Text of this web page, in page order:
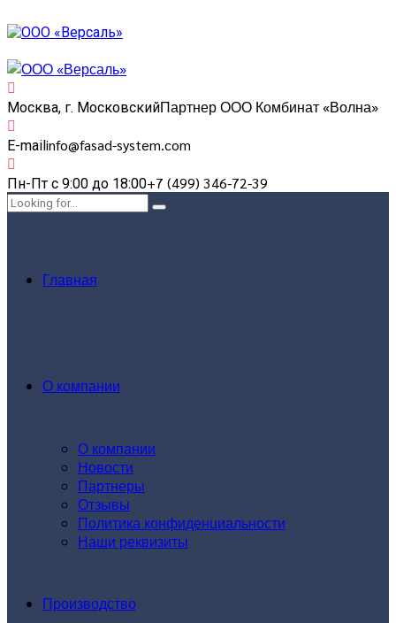
Москва, г. МосковскийПартнер ООО Комбинат «Волна»
E-mailinfo@fasad-system.com
Пн-Пт с 9:00 до 18:00+7 (499) 346-72-39
Главная
О компании
О компании
Новости
Партнеры
Отзывы
Политика конфиденциальности
Наши реквизиты
Производство